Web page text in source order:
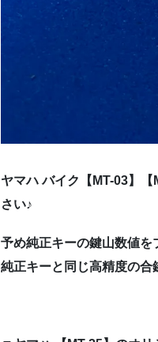
ヤマハ バイク【MT-03】
さい♪
予め純正キーの鍵山数値を
純正キーと同じ高精度の合